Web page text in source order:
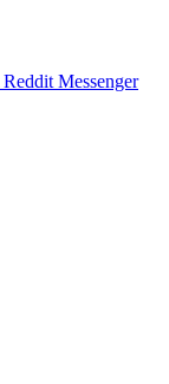
Reddit Messenger